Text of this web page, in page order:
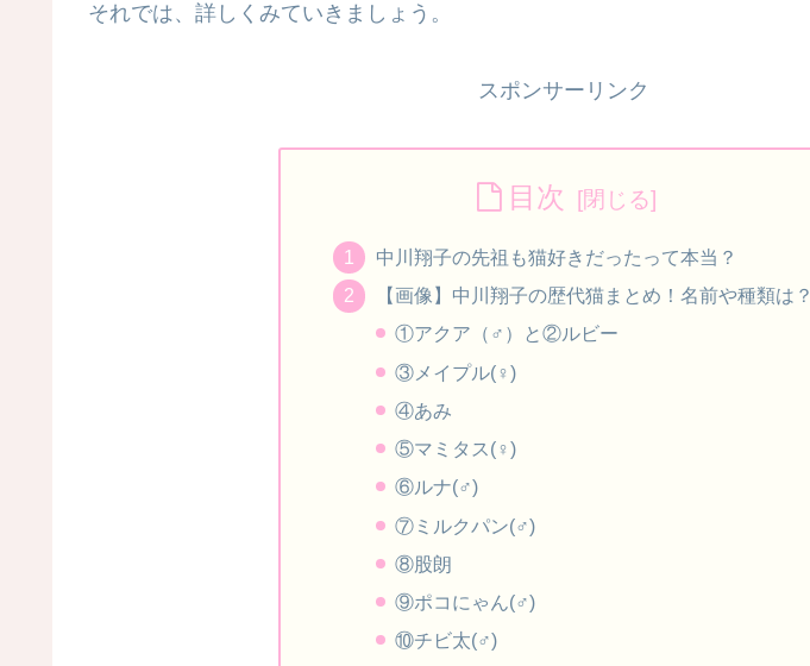
それでは、詳しくみていきましょう。
スポンサーリンク
目次
中川翔子の先祖も猫好きだったって本当？
【画像】中川翔子の歴代猫まとめ！名前や種類は？
①アクア（♂）と②ルビー
③メイプル(♀)
④あみ
⑤マミタス(♀)
⑥ルナ(♂)
⑦ミルクパン(♂)
⑧股朗
⑨ポコにゃん(♂)
⑩チビ太(♂)